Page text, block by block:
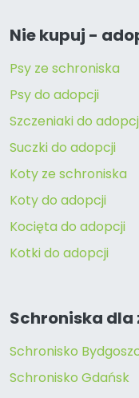
Nie kupuj -
Psy ze schroniska
Psy do adopcji
Szczeniaki do
Suczki do adopcji
Koty ze schroniska
Koty do adopcji
Kocięta do adopcji
Kotki do adopcji
Schroniska dla
Schronisko
Schronisko Gdańsk